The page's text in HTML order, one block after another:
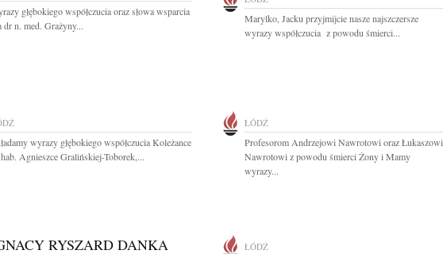
głębokiego współczucia oraz słowa wsparcia
dr n. med. Grażyny...
Marylko, Jacku przyjmijcie nasze najszczersze
wyrazy współczucia z powodu śmierci...
wyrazy głębokiego współczucia Koleżance
Agnieszce Gralińskiej-Toborek,...
ŁÓDŹ
Profesorom Andrzejowi Nawrotowi oraz Łukaszowi
Nawrotowi z powodu śmierci Żony i Mamy
wyrazy...
RYSZARD DANKA ŁÓDŹ